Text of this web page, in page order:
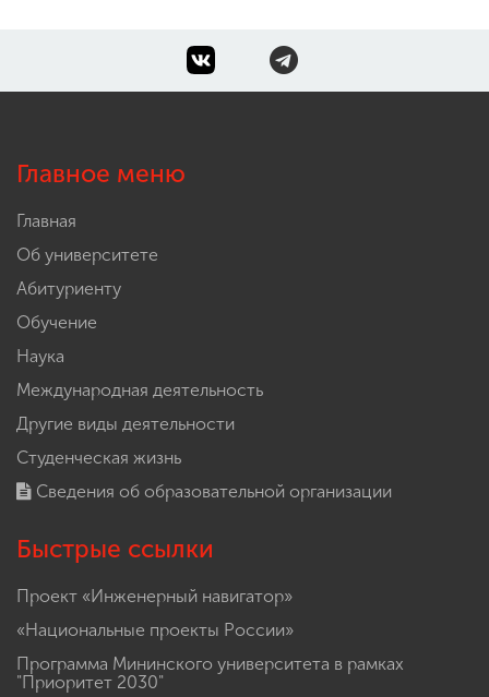
Главное меню
Главная
Об университете
Абитуриенту
Обучение
Наука
Международная деятельность
Другие виды деятельности
Студенческая жизнь
Сведения об образовательной организации
Быстрые ссылки
Проект «Инженерный навигатор»
«Национальные проекты России»
Программа Мининского университета в рамках
"Приоритет 2030"